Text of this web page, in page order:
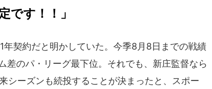
です！！」
契約だと明かしていた。今季8月8日までの戦績
差のパ・リーグ最下位。それでも、新庄監督なら
シーズンも続投することが決まったと、スポー